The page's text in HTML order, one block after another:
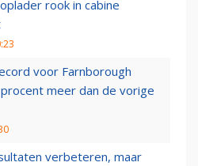
rook in cabine
voor Farnborough
meer dan de vorige
verbeteren, maar